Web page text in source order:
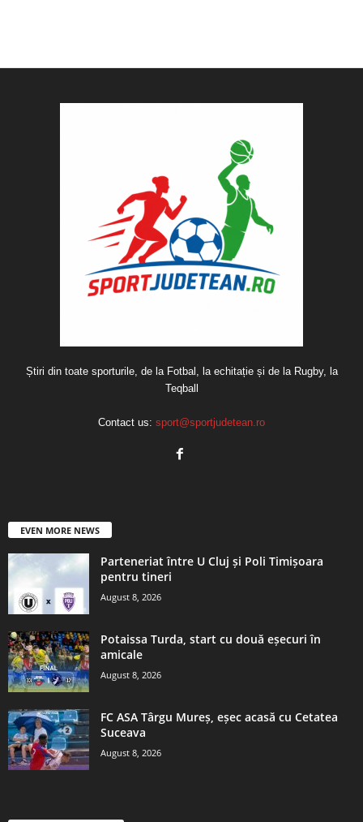
Știri din toate sporturile, de la Fotbal, la echitație și de la Rugby, la
Teqball
Contact us: sport@sportjudetean.ro
EVEN MORE NEWS
Parteneriat între U Cluj și Poli Timișoara
pentru tineri
August 8, 2026
Potaissa Turda, start cu două eșecuri în
amicale
August 8, 2026
FC ASA Târgu Mureș, eșec acasă cu Cetatea
Suceava
August 8, 2026